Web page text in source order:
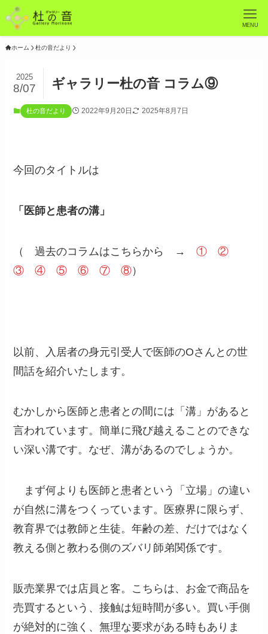
MENU
ホーム 杜の音だより
ギャラリー杜の音 コラム⑨
2025
8/07
杜の音だより 2022年9月20日 2025年8月7日
今回のタイトルは
「医師と患者の溝」
（ 過去のコラムはこちらから →①
②
③
④ ⑤ ⑥ ⑦ ⑧）
以前、入居者の身元引受人で医師のOさんとの世
間話を紹介いたします。
むかしから医師と患者との間には「溝」があると
言われています。簡単に飛び越えることのできな
い深い溝です。なぜ、溝があるのでしょうか。
まず何よりも医師と患者という「立場」の違い
が自然に溝をつくっています。医療界に限らず、
教育界では教師と生徒。年齢の差、だけではなく
教える側と教わる側のズバリ師弟関係です。
販売業界では店員と客。こちらは、お金で商品を
売買するという、接触は短時間が多い。買い手側
が絶対的に強く、無理な要求がある時もありま